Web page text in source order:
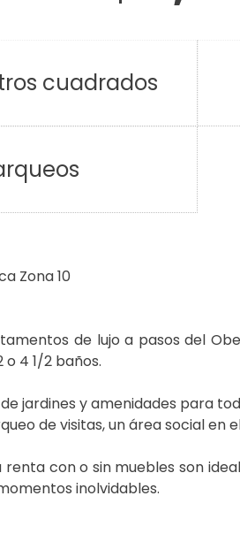
cuadrados
Zona 10
de lujo a pasos del
4 1/2 baños.
jardines y amenidades para
de visitas, un área social
con o sin muebles son
inolvidables.